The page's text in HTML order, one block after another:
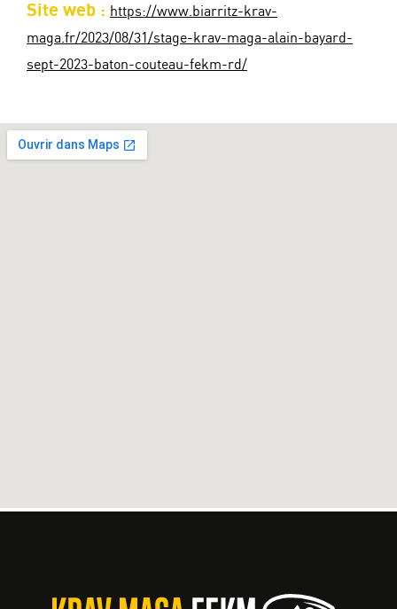
Site web : https://www.biarritz-krav-
maga.fr/2023/08/31/stage-krav-maga-alain-bayard-
sept-2023-baton-couteau-fekm-rd/